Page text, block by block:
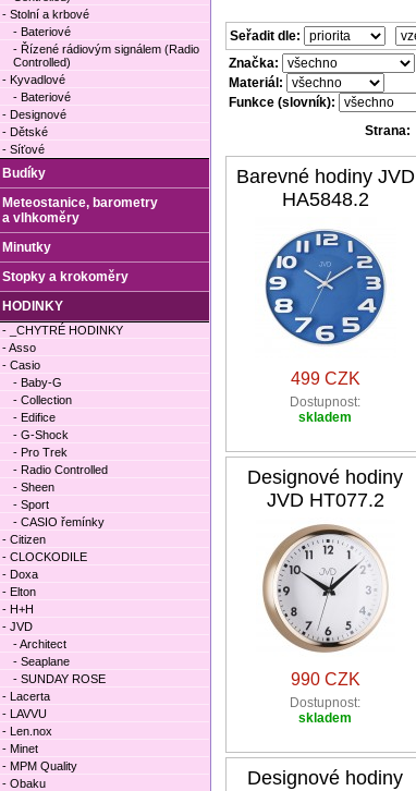
Seřadit dle:
Značka:
Materiál:
Funkce (slovník):
Strana:
Barevné hodiny JVD
HA5848.2
499 CZK
Dostupnost:
skladem
Designové hodiny
JVD HT077.2
990 CZK
Dostupnost:
skladem
Designové hodiny
- Stolní a krbové
- Bateriové
- Řízené rádiovým signálem (Radio
Controlled)
- Kyvadlové
- Bateriové
- Designové
- Dětské
- Síťové
Budíky
Meteostanice, barometry
a vlhkoměry
Minutky
Stopky a krokoměry
HODINKY
- _CHYTRÉ HODINKY
- Asso
- Casio
- Baby-G
- Collection
- Edifice
- G-Shock
- Pro Trek
- Radio Controlled
- Sheen
- Sport
- CASIO řemínky
- Citizen
- CLOCKODILE
- Doxa
- Elton
- H+H
- JVD
- Architect
- Seaplane
- SUNDAY ROSE
- Lacerta
- LAVVU
- Len.nox
- Minet
- MPM Quality
- Obaku